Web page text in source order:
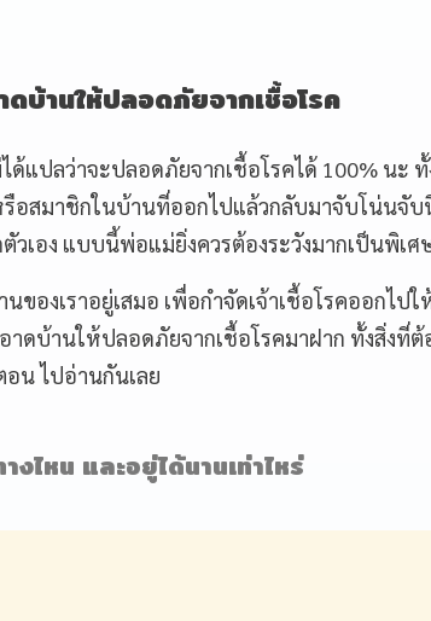
บ้านให้ปลอดภัยจากเชื้อโรค
แปลว่าจะปลอดภัยจากเชื้อโรคได้ 100% นะ
อสมาชิกในบ้านที่ออกไปแล้วกลับมาจับโน่นจับ
วเอง แบบนี้พ่อแม่ยิ่งควรต้องระวังมากเป็นพิเศ
องเราอยู่เสมอ เพื่อกำจัดเจ้าเชื้อโรคออกไป
าดบ้านให้ปลอดภัยจากเชื้อโรคมาฝาก ทั้งสิ่งที่ต้
น ไปอ่านกันเลย
ไหน และอยู่ได้นานเท่าไหร่